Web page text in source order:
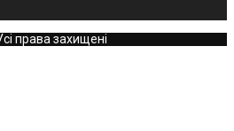
права захищені